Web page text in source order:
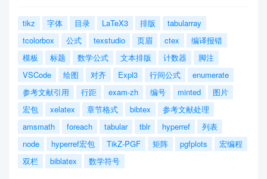
tikz 字体 目录 LaTeX3 排版
tabularray
tcolorbox
公式 texstudio 页眉 ctex
编译报错
模板
标题 数学公式 文本排版 计数器
脚注
VSCode
绘图 对齐 Expl3 行间公式
enumerate
参考文献引用
行距 exam-zh 编号 minted
图片
宏包
xelatex 章节格式 bibtex
参考文献处理
amsmath
foreach tabular tblr hyperref
列表
node
hyperref宏包 TikZ-PGF 矩阵 pgfplots
宏编程
双栏
biblatex 数学符号